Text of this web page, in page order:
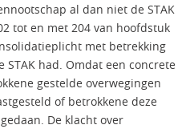
al dan niet de STAK
tot en met 204 van hoofdstuk
met betrekking
had. Omdat een concrete
gestelde overwegingen
of betrokkene deze
De klacht over